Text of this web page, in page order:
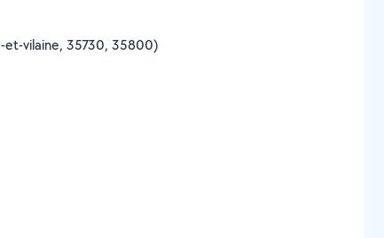
et-vilaine, 35730, 35800)